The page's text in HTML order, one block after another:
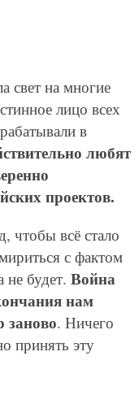
свет на многие
лицо всех
в
любят
проектов.
чтобы всё стало
с фактом
не будет. Война
нам
заново. Ничего
принять эту